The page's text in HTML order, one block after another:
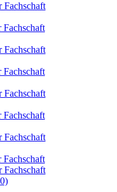
Fachschaft
Fachschaft
Fachschaft
Fachschaft
Fachschaft
Fachschaft
Fachschaft
Fachschaft
Fachschaft